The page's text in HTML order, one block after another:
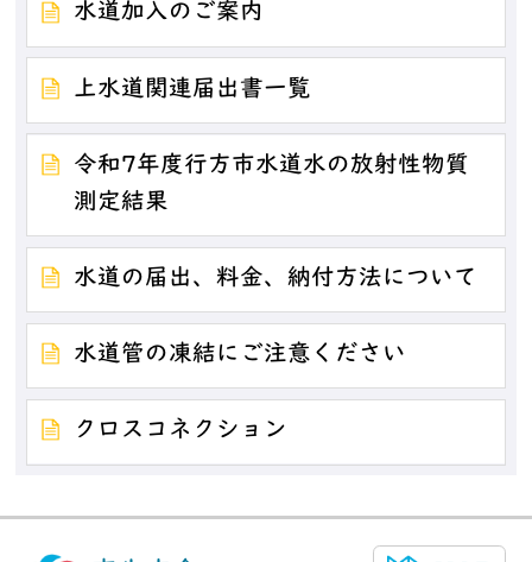
水道加入のご案内
上水道関連届出書一覧
令和7年度行方市水道水の放射性物質
測定結果
水道の届出、料金、納付方法について
水道管の凍結にご注意ください
クロスコネクション